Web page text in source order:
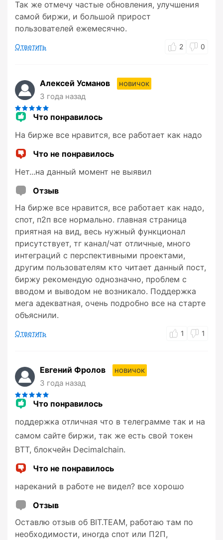
Так же отмечу частые обновления, улучшения
самой биржи, и большой прирост
пользователей ежемесячно.
Ответить 2 0
Алексей Усманов
новичок
3 года назад
Что понравилось
На бирже все нравится, все работает как надо
Что не понравилось
Нет...на данный момент не выявил
Отзыв
На бирже все нравится, все работает как надо,
спот, п2п все нормально. главная страница
приятная на вид, весь нужный функционал
присутствует, тг канал/чат отличные, много
интеграций с перспективными проектами,
другим пользователям кто читает данный пост,
биржу рекомендую однозначно, проблем с
вводом и выводом не возникало. Поддержка
мега адекватная, очень подробно все на старте
объяснили.
Ответить 1 1
Евгений Фролов
новичок
3 года назад
Что понравилось
поддержка отличная что в телеграмме так и на
самом сайте биржи, так же есть свой токен
BTT, блокчейн Decimalchain.
Что не понравилось
нареканий в работе не видел? все хорошо
Отзыв
Оставлю отзыв об BIT.TEAM, работаю там по
необходимости, иногда спот или П2П,